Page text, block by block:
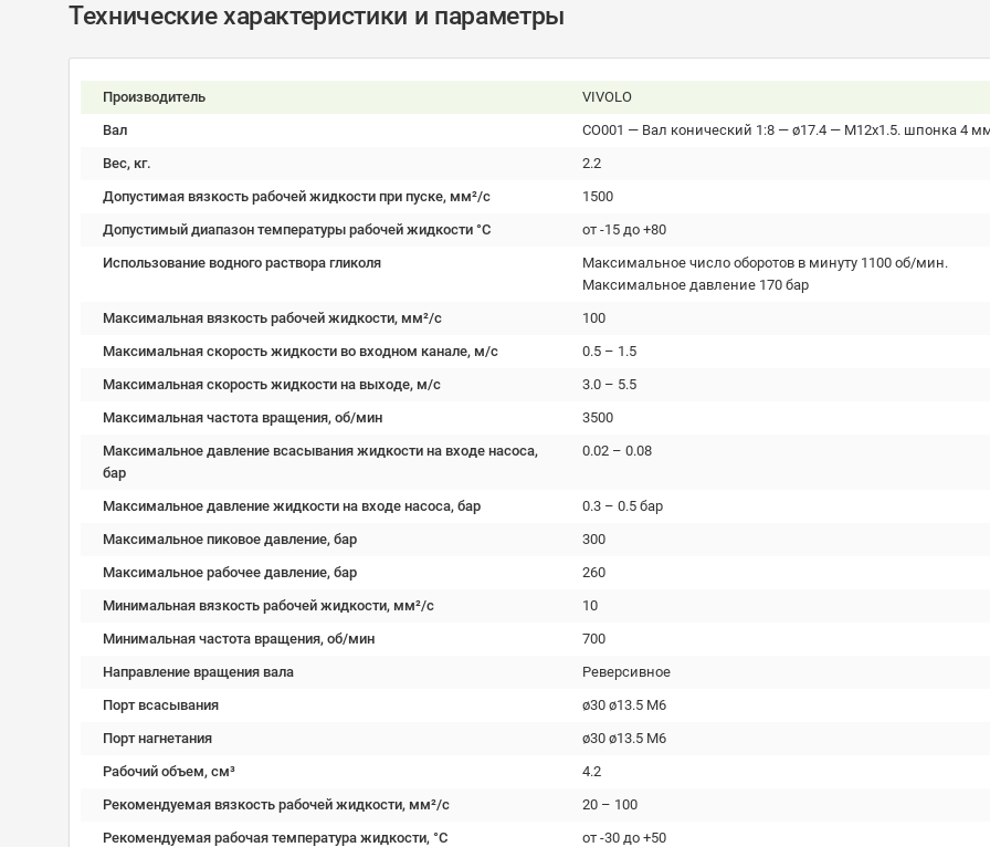
Технические характеристики и параметры
Производитель
VIVOLO
Вал
CO001 — Вал конический 1:8 — ø17.4 — М12x1.5. шпонка 4
Вес, кг.
2.2
Допустимая вязкость рабочей жидкости при пуске, мм²/c
1500
Допустимый диапазон температуры рабочей жидкости °C
от -15 до +80
Использование водного раствора гликоля
Максимальное число оборотов в минуту 1100 об/мин.
Максимальное давление 170 бар
Максимальная вязкость рабочей жидкости, мм²/c
100
Максимальная скорость жидкости во входном канале, м/с
0.5 – 1.5
Максимальная скорость жидкости на выходе, м/с
3.0 – 5.5
Максимальная частота вращения, об/мин
3500
Максимальное давление всасывания жидкости на входе насоса,
бар
0.02 – 0.08
Максимальное давление жидкости на входе насоса, бар
0.3 – 0.5 бар
Максимальное пиковое давление, бар
300
Максимальное рабочее давление, бар
260
Минимальная вязкость рабочей жидкости, мм²/c
10
Минимальная частота вращения, об/мин
700
Направление вращения вала
Реверсивное
Порт всасывания
ø30 ø13.5 М6
Порт нагнетания
ø30 ø13.5 М6
Рабочий объем, см³
4.2
Рекомендуемая вязкость рабочей жидкости, мм²/с
20 – 100
Рекомендуемая рабочая температура жидкости, °C
от -30 до +50